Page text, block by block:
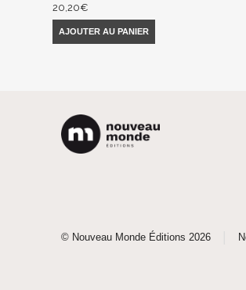
20,20€
AJOUTER AU PANIER
© Nouveau Monde Éditions 2026